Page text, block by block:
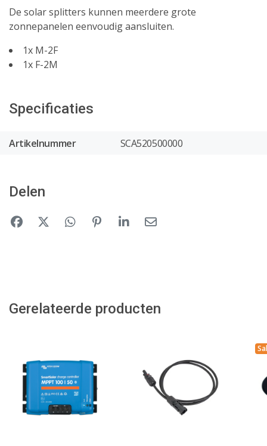
De solar splitters kunnen meerdere grote
zonnepanelen eenvoudig aansluiten.
1x M-2F
1x F-2M
Specificaties
Artikelnummer SCA520500000
Delen
Gerelateerde producten